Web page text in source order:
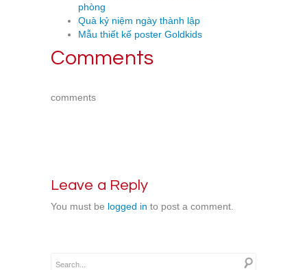
phòng
Quà kỷ niệm ngày thành lập
Mẫu thiết kế poster Goldkids
Comments
comments
Leave a Reply
You must be logged in to post a comment.